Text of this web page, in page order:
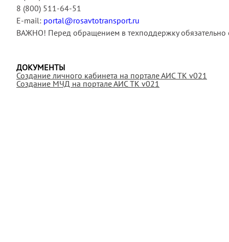
8 (800) 511-64-51
E-mail: portal@rosavtotransport.ru
ВАЖНО! Перед обращением в техподдержку обязательно
ДОКУМЕНТЫ
Создание личного кабинета на портале АИС ТК v021
Создание МЧД на портале АИС ТК v021